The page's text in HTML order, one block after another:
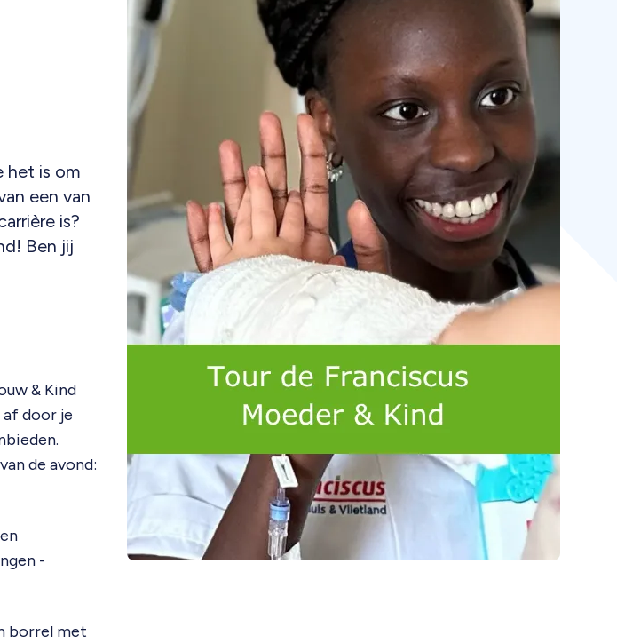
het is om
een van
is?
Ben jij
& Kind
af door je
de avond:
-
borrel met